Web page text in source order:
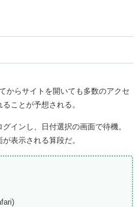
からサイトを開いても多数のアクセ
ことが予想される。
インし、日付選択の画面で待機。
表示される算段だ。